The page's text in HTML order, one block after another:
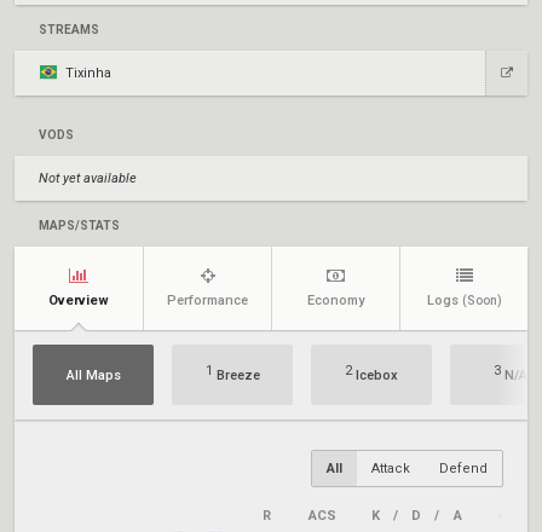
STREAMS
Tixinha
VODS
Not yet available
MAPS/STATS
Overview Performance Economy Logs (Soon)
All Maps 1 Breeze 2Icebox 3 N/A
All Attack Defend
R ACS K / D / A